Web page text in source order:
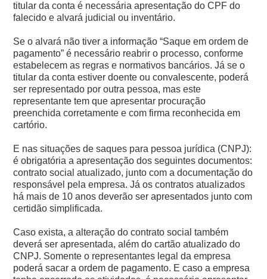
titular da conta é necessária apresentação do CPF do
falecido e alvará judicial ou inventário.
Se o alvará não tiver a informação “Saque em ordem de
pagamento” é necessário reabrir o processo, conforme
estabelecem as regras e normativos bancários. Já se o
titular da conta estiver doente ou convalescente, poderá
ser representado por outra pessoa, mas este
representante tem que apresentar procuração
preenchida corretamente e com firma reconhecida em
cartório.
E nas situações de saques para pessoa jurídica (CNPJ):
é obrigatória a apresentação dos seguintes documentos:
contrato social atualizado, junto com a documentação do
responsável pela empresa. Já os contratos atualizados
há mais de 10 anos deverão ser apresentados junto com
certidão simplificada.
Caso exista, a alteração do contrato social também
deverá ser apresentada, além do cartão atualizado do
CNPJ. Somente o representantes legal da empresa
poderá sacar a ordem de pagamento. E caso a empresa